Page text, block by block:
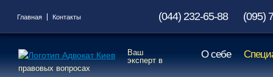
Главная Контакты (044) 232-65-88 (095)
Ваш
эксперт в
правовых вопросах
О себе